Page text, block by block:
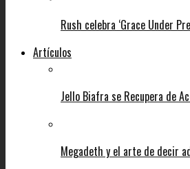
Rush celebra ‘Grace Under
Artículos
Jello Biafra se Recupera de
Megadeth y el arte de decir